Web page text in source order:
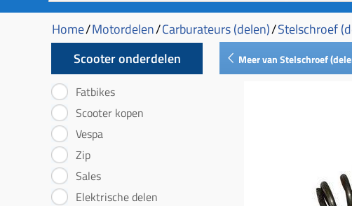
Home/Motordelen/Carburateurs (delen)/Stelschroef
Scooter onderdelen
Fatbikes
Scooter kopen
Vespa
Zip
Sales
Elektrische delen
Meer van Stelschroef